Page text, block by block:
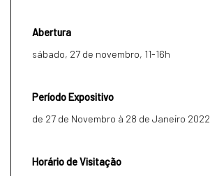
Abertura
sábado, 27 de novembro, 11-16h
Período Expositivo
de 27 de Novembro à 28 de Janeiro 2022
Horário de Visitação